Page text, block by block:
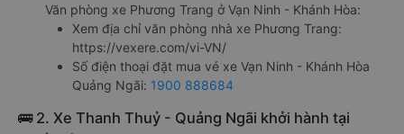
Văn phòng xe Phương Trang ở Vạn Ninh - Khánh Hòa:
Xem địa chỉ văn phòng nhà xe Phương Trang:
https://vexere.com/vi-VN/
Số điện thoại đặt mua vé xe Vạn Ninh - Khánh Hòa
Quảng Ngãi: 1900 888684
🚌 2. Xe Thanh Thuỷ - Quảng Ngãi khởi hành tại